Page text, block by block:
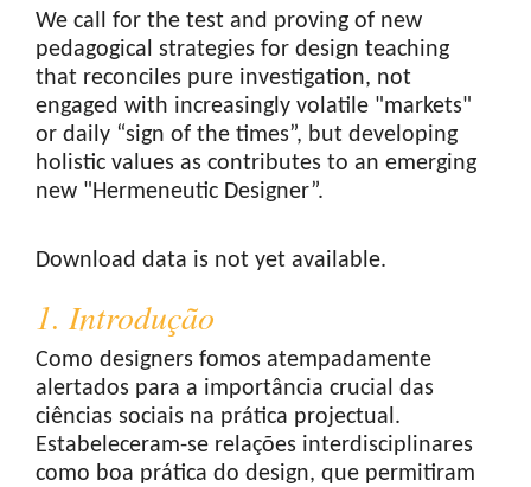
We call for the test and proving of new
pedagogical strategies for design teaching
that reconciles pure investigation, not
engaged with increasingly volatile "markets"
or daily “sign of the times”, but developing
holistic values as contributes to an emerging
new "Hermeneutic Designer”.
Download data is not yet available.
1. Introdução
Como designers fomos atempadamente
alertados para a importância crucial das
ciências sociais na prática projectual.
Estabeleceram-se relações interdisciplinares
como boa prática do design, que permitiram